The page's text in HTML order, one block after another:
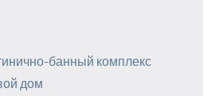
банный комплекс
дом